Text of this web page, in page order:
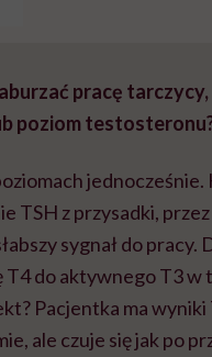
pracę
poziom
TSH z przysadki,
sygnał do pracy.
T4 do aktywnego T3 w
Pacjentka ma wyniki
ale czuje się jak po